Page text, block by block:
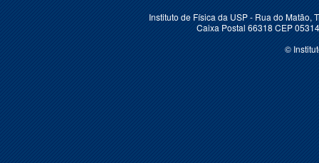
Instituto de Física da USP - Rua do
Caixa Postal 66318 CEP
©